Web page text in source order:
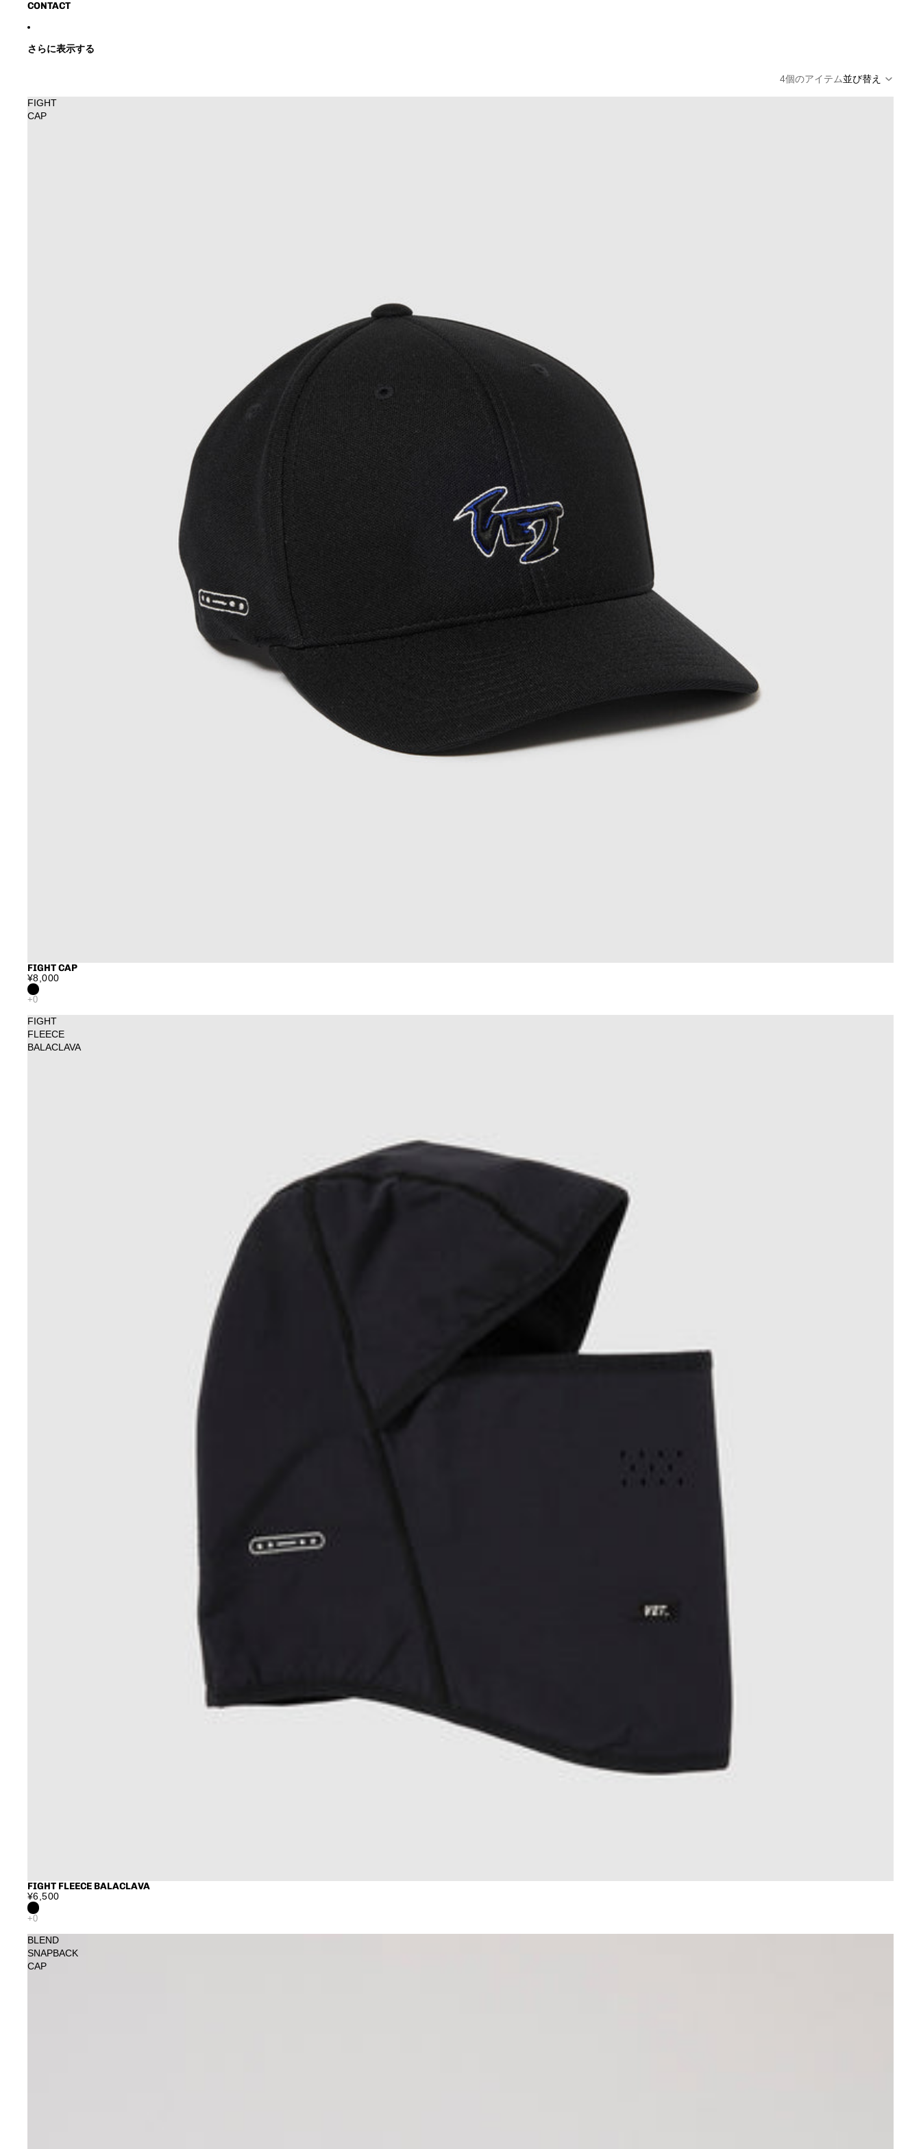
CONTACT
さらに表示する
4個のアイテム並び替え
FIGHT
CAP
FIGHT CAP
¥8,000
FIGHT
FLEECE
BALACLAVA
FIGHT FLEECE BALACLAVA
¥6,500
BLEND
SNAPBACK
CAP